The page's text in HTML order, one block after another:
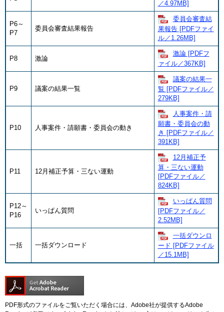
／4.97MB]
P6～
P7
委員会審査結果報告
委員会審査結
果報告 [PDFファイ
ル／1.26MB]
P8 激論
激論 [PDFフ
ァイル／367KB]
P9 議案の結果一覧
議案の結果一
覧 [PDFファイル／
279KB]
P10 人事案件・請願書・委員会の動き
人事案件・請
願書・委員会の動
き [PDFファイル／
391KB]
P11 12月補正予算・三ない運動
12月補正予
算・三ない運動
[PDFファイル／
824KB]
P12～
P16
いっぱん質問
いっぱん質問
[PDFファイル／
2.52MB]
一括 一括ダウンロード
一括ダウンロ
ード [PDFファイル
／15.1MB]
PDF形式のファイルをご覧いただく場合には、Adobe社が提供するAdobe